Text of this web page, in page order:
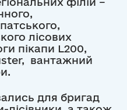
лісових
пікапи L200,
вантажний
для бригад